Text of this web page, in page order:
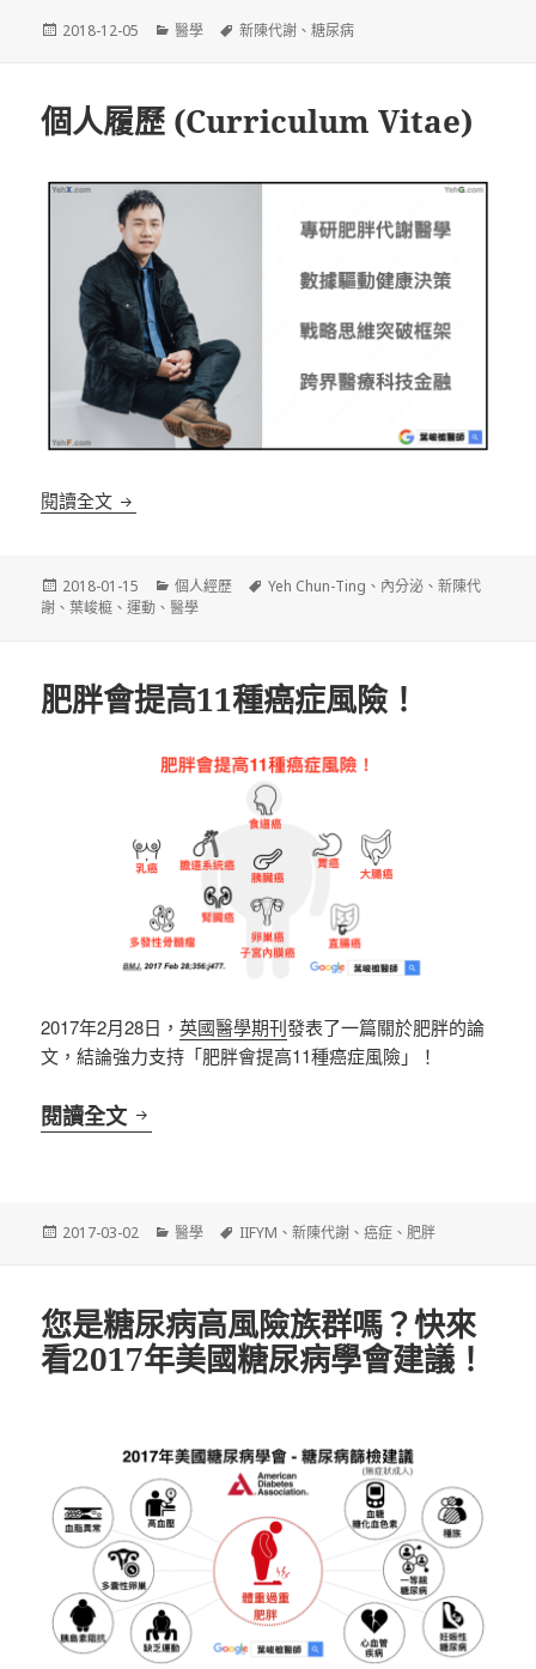
發
2018-12-05
分
醫學
標
新陳代謝 、糖尿病
個人履歷 (Curriculum Vitae)
閱讀全文 個人履歷 (Curriculum Vitae)
發
佈
2018-01-15
分
類
個人經歷
標
Yeh Chun-Ting 、 內分泌 、新陳代
謝 、葉峻榳 、運動 、醫學
肥胖會提高11種癌症風險！
2017年2月28日，英國醫學期刊發表了一篇關於肥胖的論
文，結論強力支持「肥胖會提高11種癌症風險」！
閱讀全文 肥胖會提高11種癌症風險！
發
2017-03-02
分
醫學
標
IIFYM 、新陳代謝 、癌症 、肥胖
您是糖尿病高風險族群嗎？快來
看2017年美國糖尿病學會建議！